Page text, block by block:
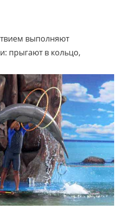
выполняют
прыгают в кольцо,